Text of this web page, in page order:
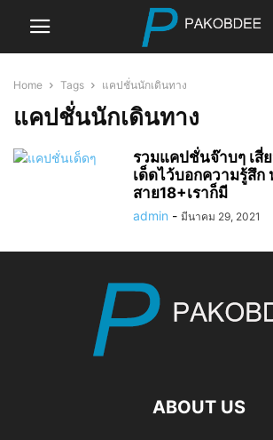
Home Tags แคปชั่นนักเดินทาง
แคปชั่นนักเดินทาง
รวมแคปชั่นจ๊าบๆ เสี่
เด็ดไว้บอกความรู้สึก
สาย18+เราก็มี
admin - มีนาคม 29, 2021
ABOUT US